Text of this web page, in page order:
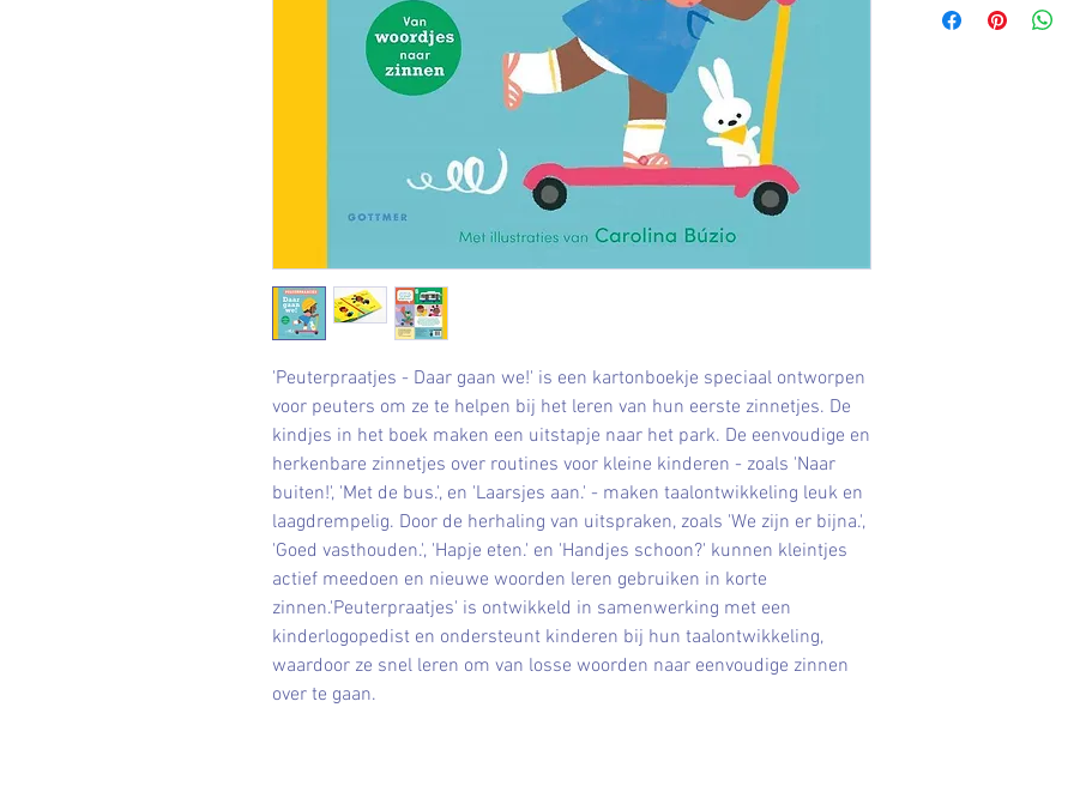
'Peuterpraatjes - Daar gaan we!' is een kartonboekje speciaal ontworpen
voor peuters om ze te helpen bij het leren van hun eerste zinnetjes. De
kindjes in het boek maken een uitstapje naar het park. De eenvoudige en
herkenbare zinnetjes over routines voor kleine kinderen - zoals 'Naar
buiten!', 'Met de bus.', en 'Laarsjes aan.' - maken taalontwikkeling leuk en
laagdrempelig. Door de herhaling van uitspraken, zoals 'We zijn er bijna.',
'Goed vasthouden.', 'Hapje eten.' en 'Handjes schoon?' kunnen kleintjes
actief meedoen en nieuwe woorden leren gebruiken in korte
zinnen.'Peuterpraatjes' is ontwikkeld in samenwerking met een
kinderlogopedist en ondersteunt kinderen bij hun taalontwikkeling,
waardoor ze snel leren om van losse woorden naar eenvoudige zinnen
over te gaan.